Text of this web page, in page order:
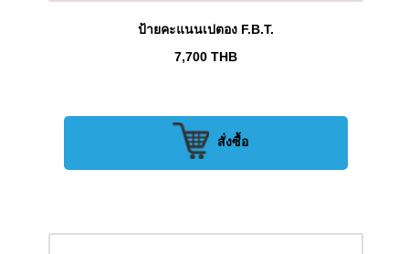
ป้ายคะแนนเปตอง F.B.T.
7,700 THB
สั่งซื้อ